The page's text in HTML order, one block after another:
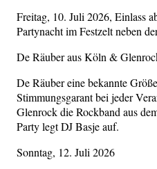
Freitag, 10. Juli 2026, Einlass
Partynacht im Festzelt neben
De Räuber aus Köln &
De Räuber eine bekannte
Stimmungsgarant bei jeder
Glenrock die Rockband aus
Party legt DJ Basje auf.
Sonntag, 12. Juli 2026